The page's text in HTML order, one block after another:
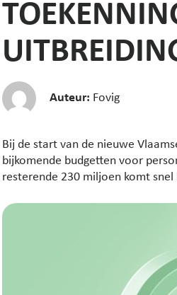
Auteur: Fovig
Bij de start van de nieuwe
bijkomende budgetten voor
resterende 230 miljoen komt snel